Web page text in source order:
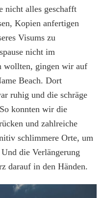
nicht alles geschafft
Kopien anfertigen
Visums zu
nicht im
wollten, gingen wir auf
Beach. Dort
ruhig und die schräge
konnten wir die
und zahlreiche
schlimmere Orte, um
die Verlängerung
darauf in den Händen.